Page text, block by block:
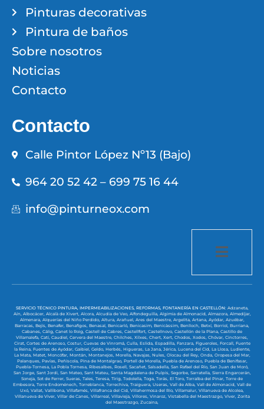
Pinturas decorativas
Pintura de baños
Sobre nosotros
Noticias
Contacto
Contacto
Calle Pintor López Nº13 (Bajo)
964 20 52 42 – 699 75 16 44
info@pinturneox.com
SERVICIO TÉCNICO PINTURA, IMPERMEABILIZACIONES, REFORMAS, FONTANERÍA EN CASTELLÓN: Adzaneta,
Aín, Albocácer, Alcalà de Xivert, Alcora, Alcudia de Veo, Alfondeguilla, Algimia de Almonacid, Almazora, Almedíjar,
Almenara, Alquerías del Niño Perdido, Altura, Arañuel, Ares del Maestre, Argelita, Artana, Ayódar, Azuébar,
Barracas, Bejís, Benafer, Benafigos, Benasal, Benicarló, Benicasim, Benicàssim, Benlloch, Betxí, Borriol, Burriana,
Cabanes, Cálig, Canet lo Roig, Castell de Cabres, Castellfort, Castellnovo, Castellón de la Plana, Castillo de
Villamalefa, Catí, Caudiel, Cervera del Maestre, Chilches, Xilxes, Chert, Xert, Chodos, Xodos, Chóvar, Cinctorres,
Cirat, Cortes de Arenoso, Costur, Cuevas de Vinromá, Culla, Eslida, Espadilla, Fanzara, Figueroles, Forcall, Fuente
la Reina, Fuentes de Ayódar, Gaibiel, Geldo, Herbés, Higueras, La Jana, Jérica, Lucena del Cid, La Llosa, Ludiente,
La Mata, Matet, Moncófar, Montán, Montanejos, Morella, Navajas, Nules, Olocau del Rey, Onda, Oropesa del Mar,
Palanques, Pavías, Peñíscola, Pina de Montalgrao, Portell de Morella, Puebla de Arenoso, Puebla de Benifasar,
Puebla-Tornesa, La Pobla Tornesa, Ribesalbes, Rosell, Sacañet, Salsadella, San Rafael del Río, San Juan de Moró,
San Jorge, Sant Jordi, San Mateo, Sant Mateu, Santa Magdalena de Pulpis, Segorbe, Sarratella, Sierra Engarcerán,
Soneja, Sot de Ferrer, Sueras, Tales, Teresa, Tírig, Todolella, Toga, Torás, El Toro, Torralba del Pinar, Torre de
Embesora, Torre Endoménech, Torreblanca, Torrechiva, Traiguera, Useras, Vall de Alba, Vall de Almonacid, Vall de
Uxó, Vallat, Vallibona, Villafamés, Villafranca del Cid, Villahermosa del Río, Villamalur, Villanueva de Alcolea,
Villanueva de Viver, Villar de Canes, Villarreal, Villavieja, Villores, Vinaroz, Vistabella del Maestrazgo, Viver, Zorita
del Maestrazgo, Zucaina,